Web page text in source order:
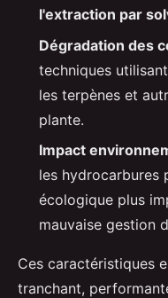
l'extraction par
Dégradation des
techniques
les terpènes et
plante.
Impact
les hydrocarbures
écologique plus
mauvaise gestion
Ces caractéristiques
tranchant,